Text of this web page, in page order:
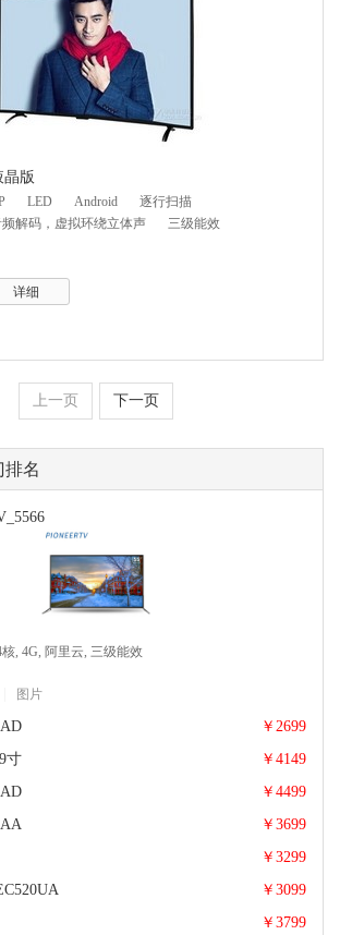
晶版
LED Android
逐行扫描
解码，虚拟环绕立体声
三级能效
详细
上一页 下一页
排名
, 4G, 阿里云, 三级能效
图片
￥2699
Cortex A53 四核 1.5GHz, 8G, PatchWall, 三级
寸 ￥4149
硬屏, LED, 四核 Cortex-A9架构 1.45GHz, 2GB
￥4499
LED, Cortex A53 四核 up to 1.5GHz, MIUI TV
￥3699
￥3299
￥3099
￥3799